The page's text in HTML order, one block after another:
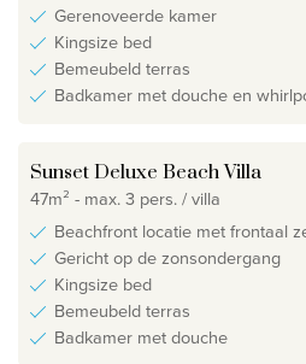
Gerenoveerde kamer
Kingsize bed
Bemeubeld terras
Badkamer met douche en
Sunset Deluxe Beach Villa
47m² - max. 3 pers. / villa
Beachfront locatie met frontaal
Gericht op de zonsondergang
Kingsize bed
Bemeubeld terras
Badkamer met douche